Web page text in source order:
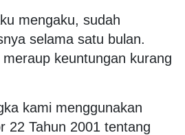
mengaku, sudah
selama satu bulan.
keuntungan kurang
kami menggunakan
22 Tahun 2001 tentang